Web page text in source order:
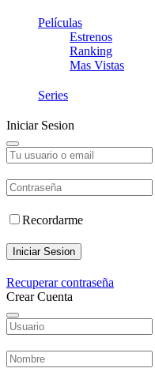
Películas
Estrenos
Ranking
Mas Vistas
Series
Iniciar Sesion
Recordarme
Iniciar Sesion
Recuperar contraseña
Crear Cuenta